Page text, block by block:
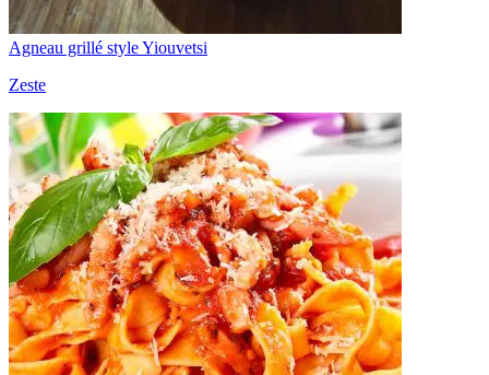
Agneau grillé style Yiouvetsi
Zeste